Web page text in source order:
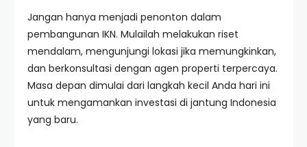
Jangan hanya menjadi penonton dalam
pembangunan IKN. Mulailah melakukan riset
mendalam, mengunjungi lokasi jika memungkinkan,
dan berkonsultasi dengan agen properti terpercaya.
Masa depan dimulai dari langkah kecil Anda hari ini
untuk mengamankan investasi di jantung Indonesia
yang baru.